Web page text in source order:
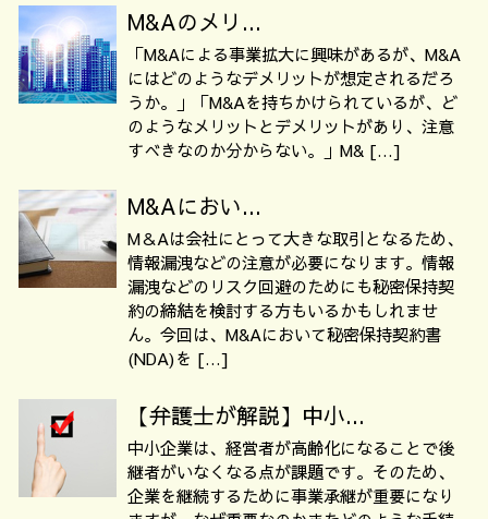
M&Aのメリ...
「M&Aによる事業拡大に興味があるが、M&A
にはどのようなデメリットが想定されるだろ
うか。」「M&Aを持ちかけられているが、ど
のようなメリットとデメリットがあり、注意
すべきなのか分からない。」M& […]
M&Aにおい...
M＆Aは会社にとって大きな取引となるため、
情報漏洩などの注意が必要になります。情報
漏洩などのリスク回避のためにも秘密保持契
約の締結を検討する方もいるかもしれませ
ん。今回は、M&Aにおいて秘密保持契約書
(NDA)を […]
【弁護士が解説】中小...
中小企業は、経営者が高齢化になることで後
継者がいなくなる点が課題です。そのため、
企業を継続するために事業承継が重要になり